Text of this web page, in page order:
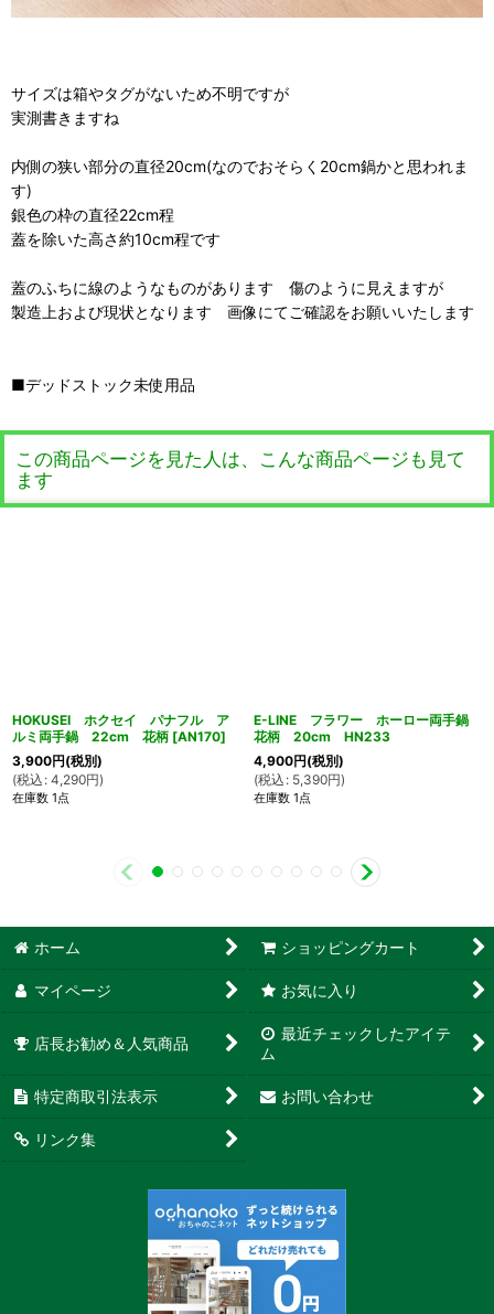
サイズは箱やタグがないため不明ですが
実測書きますね
内側の狭い部分の直径20cm(なのでおそらく20cm鍋かと思われま
す)
銀色の枠の直径22cm程
蓋を除いた高さ約10cm程です
蓋のふちに線のようなものがあります 傷のように見えますが
製造上および現状となります 画像にてご確認をお願いいたします
■デッドストック未使用品
この商品ページを見た人は、こんな商品ページも見て
ます
HOKUSEI ホクセイ パナフル ア
ルミ両手鍋 22cm 花柄 [AN170]
3,900円(税別)
(税込 : 4,290円)
在庫数 1点
E-LINE フラワー ホーロー両手鍋
花柄 20cm HN233
4,900円(税別)
(税込 : 5,390円)
在庫数 1点
ホーム ショッピングカート
マイページ お気に入り
店長お勧め＆人気商品
最近チェックしたアイテ
ム
特定商取引法表示 お問い合わせ
リンク集